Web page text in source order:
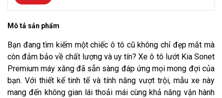
Mô tả sản phẩm
Bạn đang tìm kiếm một chiếc ô tô cũ không chỉ đẹp mắt mà
còn đảm bảo về chất lượng và uy tín? Xe ô tô lướt Kia Sonet
Premium máy xăng đã sẵn sàng đáp ứng mọi mong đợi của
bạn. Với thiết kế tinh tế và tính năng vượt trội, mẫu xe này
mang đến không gian lái thoải mái cùng khả năng vận hành